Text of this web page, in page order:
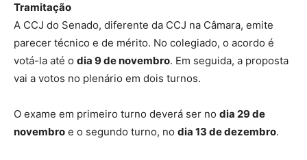
Tramitação
A CCJ do Senado, diferente da CCJ na Câmara, emite
parecer técnico e de mérito. No colegiado, o acordo é
votá-la até o dia 9 de novembro. Em seguida, a proposta
vai a votos no plenário em dois turnos.
O exame em primeiro turno deverá ser no dia 29 de
novembro e o segundo turno, no dia 13 de dezembro.